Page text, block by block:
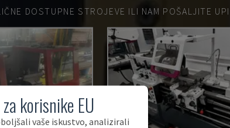
DOSTUPNE STROJEVE ILI NAM POŠALJITE
korisnike EU
vaše iskustvo, analizirali